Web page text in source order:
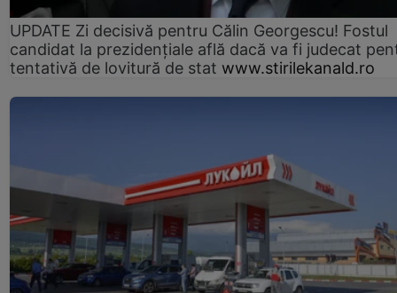
UPDATE Zi decisivă pentru Călin Georgescu! Fostul
candidat la prezidențiale află dacă va fi judecat
tentativă de lovitură de stat www.stirilekanald.ro